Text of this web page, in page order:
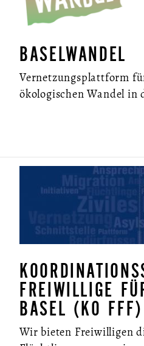
BASELWANDEL
Vernetzungsplattform
ökologischen Wandel in
FREIWILLIGE
BASEL (KO FFF)
Wir bieten Freiwilligen